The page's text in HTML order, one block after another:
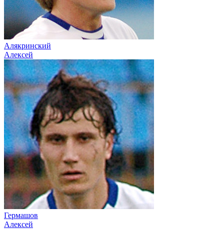
Алякринский
Алексей
Гермашов
Алексей